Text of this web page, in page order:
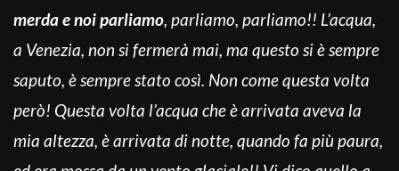
merda e noi parliamo, parliamo, parliamo!! L’acqua,
a Venezia, non si fermerà mai, ma questo si è sempre
saputo, è sempre stato così. Non come questa volta
però! Questa volta l’acqua che è arrivata aveva la
mia altezza, è arrivata di notte, quando fa più paura,